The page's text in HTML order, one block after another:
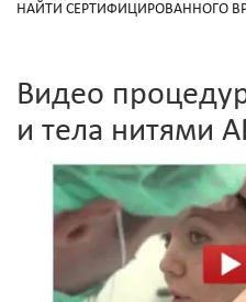
НАЙТИ СЕРТИФИЦИРОВАННОГО
Видео
и тела нитями